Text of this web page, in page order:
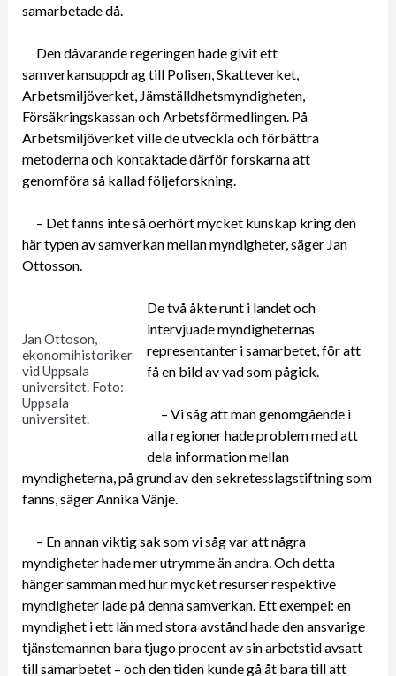
samarbetade då.
Den dåvarande regeringen hade givit ett
samverkansuppdrag till Polisen, Skatteverket,
Arbetsmiljöverket, Jämställdhetsmyndigheten,
Försäkringskassan och Arbetsförmedlingen. På
Arbetsmiljöverket ville de utveckla och förbättra
metoderna och kontaktade därför forskarna att
genomföra så kallad följeforskning.
– Det fanns inte så oerhört mycket kunskap kring den
här typen av samverkan mellan myndigheter, säger Jan
Ottosson.
Jan Ottoson,
ekonomihistoriker
vid Uppsala
universitet. Foto:
Uppsala
universitet.
De två åkte runt i landet och
intervjuade myndigheternas
representanter i samarbetet, för att
få en bild av vad som pågick.
– Vi såg att man genomgående i
alla regioner hade problem med att
dela information mellan
myndigheterna, på grund av den sekretesslagstiftning som
fanns, säger Annika Vänje.
– En annan viktig sak som vi såg var att några
myndigheter hade mer utrymme än andra. Och detta
hänger samman med hur mycket resurser respektive
myndigheter lade på denna samverkan. Ett exempel: en
myndighet i ett län med stora avstånd hade den ansvarige
tjänstemannen bara tjugo procent av sin arbetstid avsatt
till samarbetet – och den tiden kunde gå åt bara till att